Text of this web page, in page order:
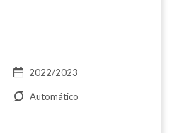
2022/2023
Automático